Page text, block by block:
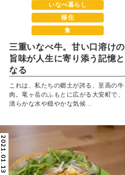
いなべ暮らし
移住
食
三重いなべ牛。甘い口溶けの
旨味が人生に寄り添う記憶と
なる
これは、私たちの郷土が誇る、至高の牛
肉。竜ヶ岳のふもとに広がる大安町で、
清らかな水や穏やかな気候...